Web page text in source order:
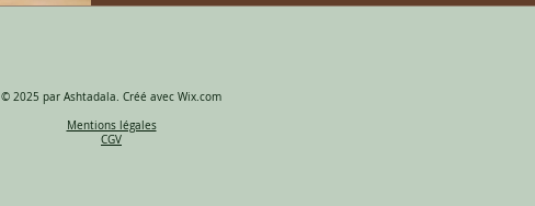
© 2025 par Ashtadala. Créé avec Wix.com
Mentions légales
CGV